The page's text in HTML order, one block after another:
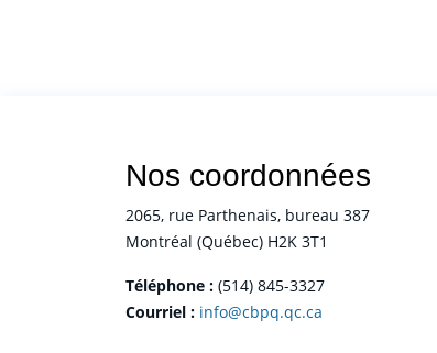
Nos coordonnées
2065, rue Parthenais, bureau 387
Montréal (Québec) H2K 3T1
Téléphone : (514) 845-3327
Courriel : info@cbpq.qc.ca